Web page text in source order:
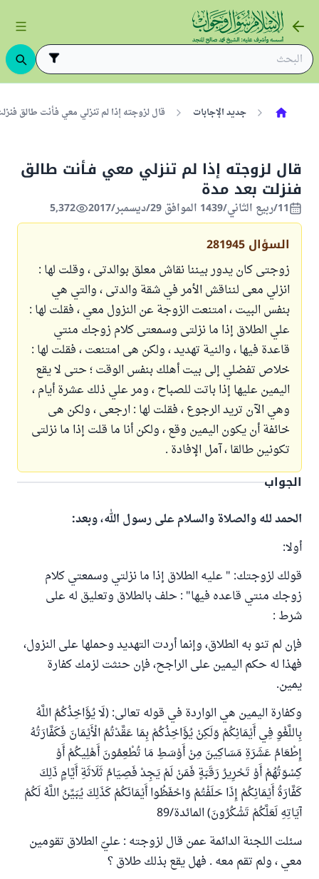
جديد الإجابات قال لزوجته إذا لم تنزلي معي فـأنت طالق فنزلت
قال لزوجته إذا لم تنزلي معي فـأنت طالق
فنزلت بعد مدة
11/ربيع الثاني/1439 الموافق 29/ديسمبر/2017 5,372
السؤال 281945
زوجتى كان يدور بيننا نقاش معلق بوالدتى ، وقلت لها :
انزلي معى لنناقش الأمر في شقة والدتى ، والتي هي
بنفس البيت ، امتنعت الزوجة عن النزول معي ، فقلت لها :
علي الطلاق إذا ما نزلتى وسمعتى كلام زوجك منتي
قاعدة فيها ، والنية تهديد ، ولكن هى امتنعت ، فقلت لها :
خلاص تفضلي إلى بيت أهلك بنفس الوقت ؛ حتى لا يقع
اليمين عليها إذا باتت للصباح ، ومر علي ذلك عشرة أيام ،
وهي الآن تريد الرجوع ، فقلت لها : ارجعى ، ولكن هى
خائفة أن يكون اليمين وقع ، ولكن أنا ما قلت إذا ما نزلتى
تكونين طالقا ، آمل الإفادة .
الجواب
الحمد لله والصلاة والسلام على رسول الله، وبعد:
أولا:
قولك لزوجتك: " عليه الطلاق إذا ما نزلتي وسمعتي كلام
زوجك منتي قاعده فيها" : حلف بالطلاق وتعليق له على
شرط :
فإن لم تنو به الطلاق، وإنما أردت التهديد وحملها على النزول،
فهذا له حكم اليمين على الراجح، فإن حنثت لزمك كفارة
يمين.
وكفارة اليمين هي الواردة في قوله تعالى: (لَا يُؤَاخِذُكُمُ اللَّهُ
بِاللَّغْوِ فِي أَيْمَانِكُمْ وَلَكِنْ يُؤَاخِذُكُمْ بِمَا عَقَّدْتُمُ الْأَيْمَانَ فَكَفَّارَتُهُ
إِطْعَامُ عَشَرَةِ مَسَاكِينَ مِنْ أَوْسَطِ مَا تُطْعِمُونَ أَهْلِيكُمْ أَوْ
كِسْوَتُهُمْ أَوْ تَحْرِيرُ رَقَبَةٍ فَمَنْ لَمْ يَجِدْ فَصِيَامُ ثَلَاثَةِ أَيَّامٍ ذَلِكَ
كَفَّارَةُ أَيْمَانِكُمْ إِذَا حَلَفْتُمْ وَاحْفَظُوا أَيْمَانَكُمْ كَذَلِكَ يُبَيِّنُ اللَّهُ لَكُمْ
آيَاتِهِ لَعَلَّكُمْ تَشْكُرُونَ) المائدة/89
سئلت اللجنة الدائمة عمن قال لزوجته : عليّ الطلاق تقومين
معي ، ولم تقم معه . فهل يقع بذلك طلاق ؟